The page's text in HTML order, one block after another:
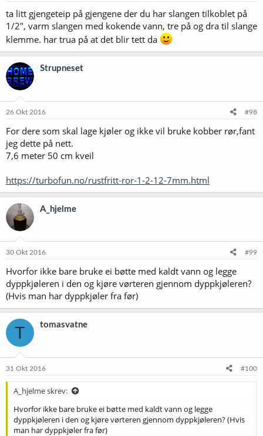
ta litt gjengeteip på gjengene der du har slangen tilkoblet på
1/2", varm slangen med kokende vann, tre på og dra til slange
klemme. har trua på at det blir tett da
Strupneset
26 Okt 2016 #98
For dere som skal lage kjøler og ikke vil bruke kobber rør,fant
jeg dette på nett.
7,6 meter 50 cm kveil
https://turbofun.no/rustfritt-ror-1-2-12-7mm.html
A_hjelme
30 Okt 2016 #99
Hvorfor ikke bare bruke ei bøtte med kaldt vann og legge
dyppkjøleren i den og kjøre vørteren gjennom dyppkjøleren?
(Hvis man har dyppkjøler fra før)
T tomasvatne
31 Okt 2016 #100
A_hjelme skrev:
Hvorfor ikke bare bruke ei bøtte med kaldt vann og legge
dyppkjøleren i den og kjøre vørteren gjennom dyppkjøleren? (Hvis
man har dyppkjøler fra før)